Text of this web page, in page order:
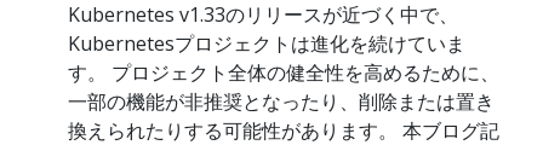
Kubernetes v1.33のリリースが近づく中で、
Kubernetesプロジェクトは進化を続けていま
す。 プロジェクト全体の健全性を高めるために、
一部の機能が非推奨となったり、削除または置き
換えられたりする可能性があります。 本ブログ記